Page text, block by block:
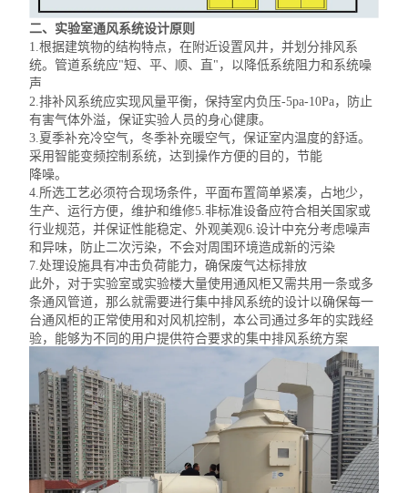
二、 实验室通风系统设计原则
1.根据建筑物的结构特点，在附近设置风井，并划分排风系
统。管道系统应"短、平、顺、直 " ，以降低系统阻力和系统噪
声
2.排补风系统应实现风量平衡，保持室内负压-5pa-10Pa，防止
有害气体外溢，保证实验人员的身心健康。
3.夏季补充冷空气，冬季补充暖空气，保证室内温度的舒适。
采用智能变频控制系统，达到操作方便的目的，节能
降噪。
4.所选工艺必须符合现场条件，平面布置简单紧凑，占地少，
生产、运行方便，维护和维修5.非标准设备应符合相关国家或
行业规范，并保证性能稳定、外观美观6.设计中充分考虑噪声
和异味，防止二次污染，不会对周围环境造成新的污染
7.处理设施具有冲击负荷能力，确保废气达标排放
此外，对于实验室或实验楼大量使用通风柜又需共用一条或多
条通风管道，那么就需要进行集中排风系统的设计以确保每一
台通风柜的正常使用和对风机控制，本公司通过多年的实践经
验，能够为不同的用户提供符合要求的集中排风系统方案